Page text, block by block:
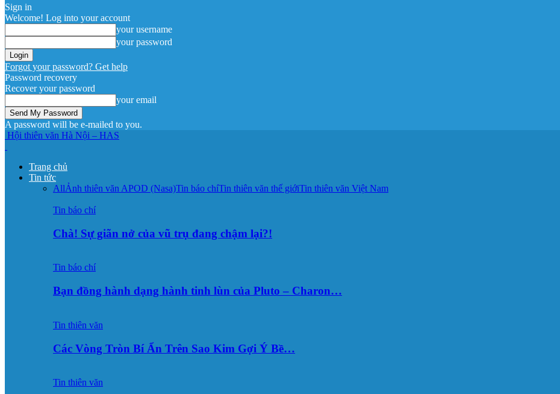
Sign in
Welcome! Log into your account
your username
your password
Forgot your password? Get help
Password recovery
Recover your password
your email
A password will be e-mailed to you.
Hội thiên văn Hà Nội – HAS
Trang chủ
Tin tức
AllẢnh thiên văn APOD (Nasa)Tin báo chíTin thiên văn thế giớiTin thiên văn Việt Nam
Tin báo chí
Chà! Sự giãn nở của vũ trụ đang chậm lại?!
Tin báo chí
Bạn đồng hành dạng hành tinh lùn của Pluto – Charon…
Tin thiên văn
Các Vòng Tròn Bí Ẩn Trên Sao Kim Gợi Ý Bề…
Tin thiên văn